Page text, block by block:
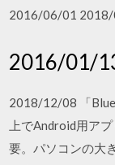
2016/06/01
2016/01/
2018/12/08 「
上でAndroid用ア
要。パソコンの大